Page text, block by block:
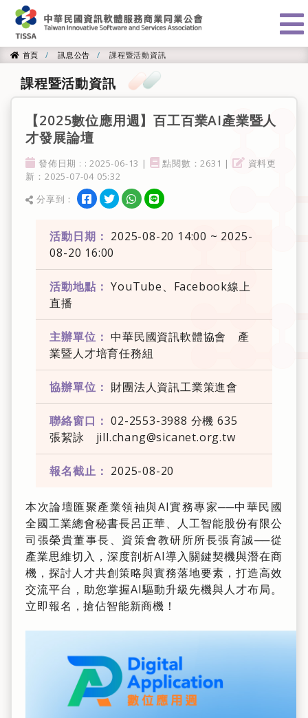
首頁
首頁 訊息公告 課程暨活動資訊
課程暨活動資訊
【2025數位應用週】百工百業AI產業暨人
才發展論壇
發佈日期
發佈日期 : : 2025-06-13 | 點閱率
點閱數：2631 | 資料更新
資料更
新：2025-07-04 05:32
分享
分享到： 分享到facebook
分享到twitter
分享到WhatsApp
分享到line
活動日期： 2025-08-20 14:00 ~ 2025-
08-20 16:00
活動地點： YouTube、Facebook線上
直播
主辦單位： 中華民國資訊軟體協會 產
業暨人才培育任務組
協辦單位： 財團法人資訊工業策進會
聯絡窗口： 02-2553-3988 分機 635
張絜詠 jill.chang@sicanet.org.tw
報名截止： 2025-08-20
本次論壇匯聚產業領袖與AI實務專家──中華民國
全國工業總會秘書長呂正華、人工智能股份有限公
司張榮貴董事長、資策會教研所所長張育誠──從
產業思維切入，深度剖析AI導入關鍵契機與潛在商
機，探討人才共創策略與實務落地要素，打造高效
交流平台，助您掌握AI驅動升級先機與人才布局。
立即報名，搶佔智能新商機！